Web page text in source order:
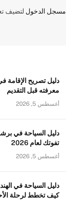
مسجل الدخول لتضيف
معرفته قبل التقديم
أغسطس 5, 2026
دليل السياحة في
تفوتك لعام 2026
أغسطس 5, 2026
كيف تخطط لرحلة